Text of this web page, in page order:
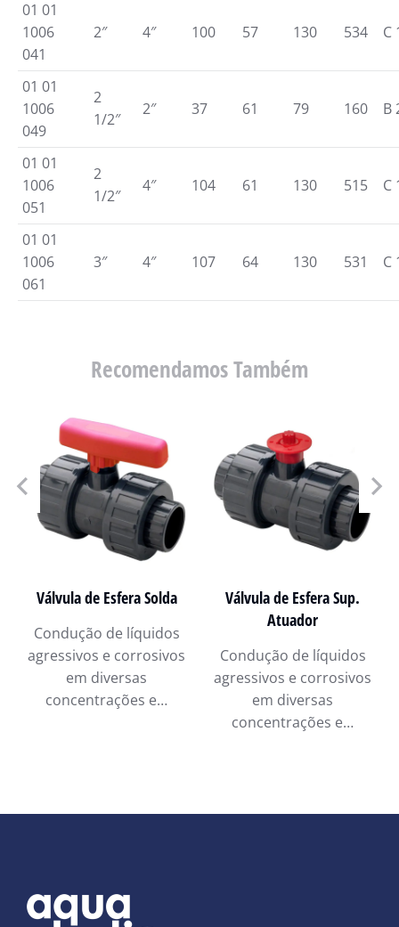
01 01
1006
041
2″ 4″ 100 57 130 534 C
01 01
1006
049
2
1/2″
2″ 37 61 79 160 B
01 01
1006
051
2
1/2″
4″ 104 61 130 515 C
01 01
1006
061
3″ 4″ 107 64 130 531 C
Recomendamos Também
Válvula de Esfera Solda
Condução de líquidos
agressivos e corrosivos
em diversas
concentrações e…
Válvula de Esfera Sup.
Atuador
Condução de líquidos
agressivos e corrosivos
em diversas
concentrações e…